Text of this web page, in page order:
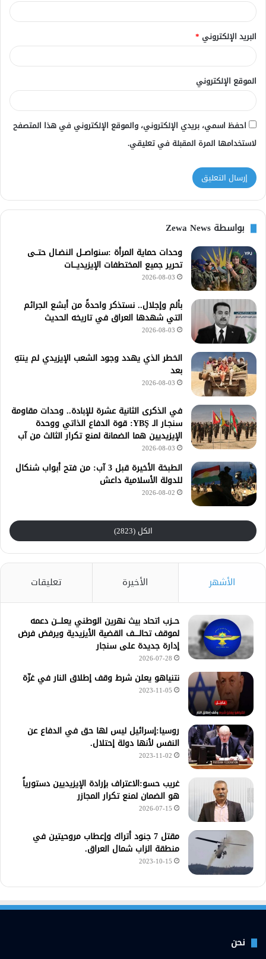
البريد الإلكتروني *
الموقع الإلكتروني
احفظ اسمي، بريدي الإلكتروني، والموقع الإلكتروني في هذا المتصفح
لاستخدامها المرة المقبلة في تعليقي.
بواسطة Zewa News
وحدات حماية المرأة :سنواصــل النضـال حتــى
تحرير جميع المختطفات الإيزيديـــات
2026-08-03
بألم وإجلال.. نستذكر واحدةً من أبشع الجرائم
التي شهدها العراق في تاريخه الحديث
2026-08-03
الخطر الذي يهدد وجود الشعب الإيزيدي لم ينتهِ
بعد
2026-08-03
في الذكرى الثانية عشرة للإبادة.. وحدات مقاومة
سنجـار الـ YBŞ: قوة الدفاع الذاتي ووحدة
الإيزيديين هما الضمانة لمنع تكرار الثالث من آب
2026-08-03
الطبخة الأخيرة قبل 3 آب: من فتح أبواب شنكال
للدولة الأسلامية داعش
2026-08-02
الكل (2823)
الأشهر الأخيرة تعليقات
حــزب اتحاد بيث نهرين الوطني يعلـــن دعمه
لموقف تحالــــف القضية الأيزيدية ويرفض فرض
إدارة جديدة على سنجار
2026-07-28
نتنياهو يعلن شرط وقف إطلاق النار في غزّة
2023-11-05
روسيا:إسرائيل ليس لها حق في الدفاع عن
النفس لأنها دولة إحتلال.
2023-11-02
غريب حسو:الاعتراف بإرادة الإيزيديين دستورياً
هو الضمان لمنع تكرار المجازر
2026-07-15
مقتل 7 جنود أتراك وإعطاب مروحيتين في
منطقة الزاب شمال العراق.
2023-10-15
نحن